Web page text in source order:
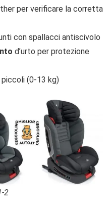
per verificare la corretta
con spallacci antiscivolo
d’urto per protezione
piccoli (0-13 kg)
2